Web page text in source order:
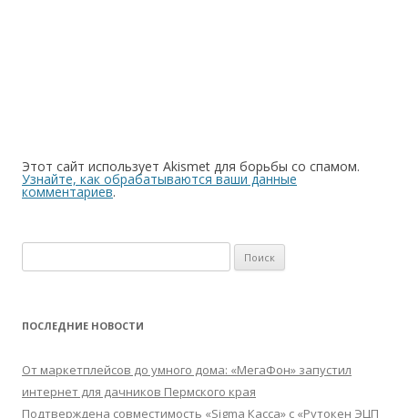
Этот сайт использует Akismet для борьбы со спамом.
Узнайте, как обрабатываются ваши данные
комментариев.
ПОСЛЕДНИЕ НОВОСТИ
От маркетплейсов до умного дома: «МегаФон» запустил
интернет для дачников Пермского края
Подтверждена совместимость «Sigma Касса» с «Рутокен ЭЦП